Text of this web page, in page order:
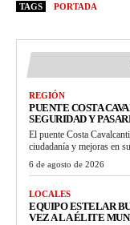
TAGS PORTADA
REGIÓN
PUENTE COSTA
SEGURIDAD Y
El puente Costa
ciudadanía y mejoras en
6 de agosto de 2026
LOCALES
EQUIPO ESTELAR
VEZ A LA ÉLITE